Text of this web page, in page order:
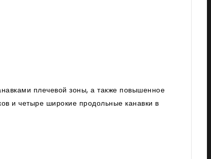
плечевой зоны, а также повышенное
и четыре широкие продольные канавки в